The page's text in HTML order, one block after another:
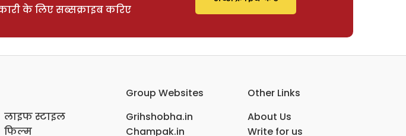
के लिए सब्सक्राइब करिए
लाइफ स्टाइल
फिल्म
Group Websites
Grihshobha.in
Champak.in
Other Links
About Us
Write for us